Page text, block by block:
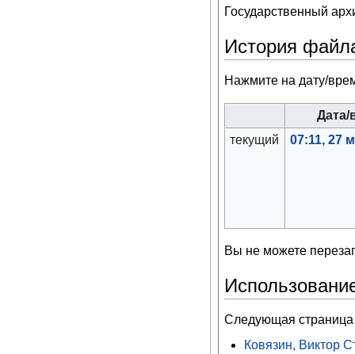
Государственный
История
Нажмите на дату/
Дата/
текущий
07:11, 27
Вы не можете
Следующая страница
Ковязин, Виктор